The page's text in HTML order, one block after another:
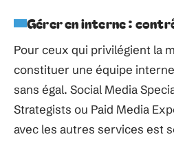
Gérer en interne :
Pour ceux qui privilégient la
constituer une équipe
sans égal. Social Media
Strategists ou Paid Media
avec les autres services est